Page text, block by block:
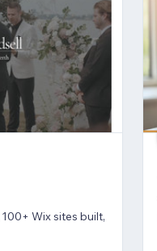
Wix sites built,